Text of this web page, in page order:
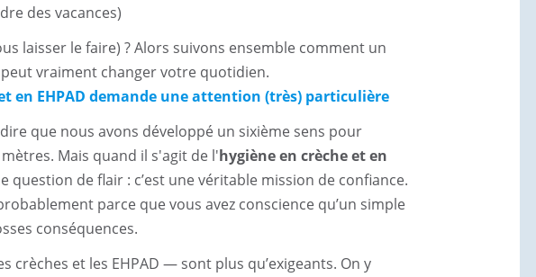
des vacances)
laisser le faire) ? Alors suivons ensemble comment un
peut vraiment changer votre quotidien.
en EHPAD demande une attention (très) particulière
que nous avons développé un sixième sens pour
Mais quand il s'agit de l'hygiène en crèche et en
question de flair : c’est une véritable mission de confiance.
parce que vous avez conscience qu’un simple
conséquences.
crèches et les EHPAD — sont plus qu’exigeants. On y
Démarche RSE
Contact